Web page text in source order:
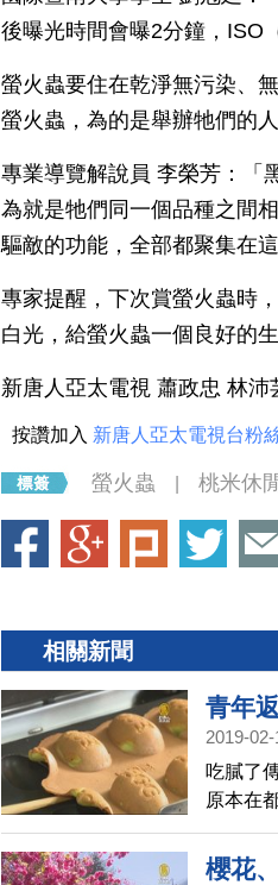
後曝光時間會曝2分鐘，ISO
螢火蟲要住在乾淨無污染、
螢火蟲，為的是舉辦牠們的人
專業導覽解說員 李榮芳：「
為就是牠們同一個品種之間
驅敵的功能，全部都聚集在
專家提醒，下次賞螢火蟲時
白光，給螢火蟲一個良好的生
新唐人亞太電視 蕭政忠 林
按讚加入 新唐人亞太電視台粉
螢火蟲 桃米休
相關新聞
青年
2019-
吃膩了
原本在
雞蛋糕
才開幕
櫻花